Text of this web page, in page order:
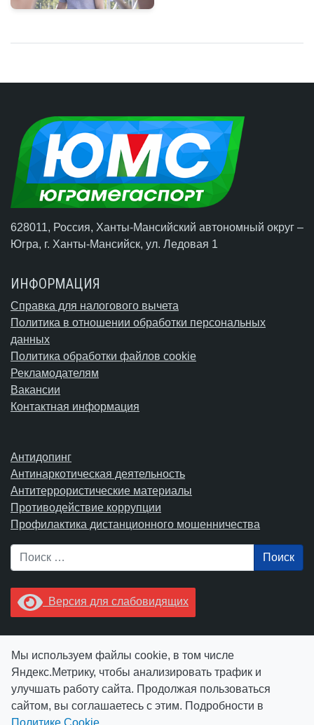
628011, Россия, Ханты-Мансийский автономный округ –
Югра, г. Ханты-Мансийск, ул. Ледовая 1
ИНФОРМАЦИЯ
Справка для налогового вычета
Политика в отношении обработки персональных
данных
Политика обработки файлов cookie
Рекламодателям
Вакансии
Контактная информация
Антидопинг
Антинаркотическая деятельность
Антитеррористические материалы
Противодействие коррупции
Профилактика дистанционного мошенничества
Поиск
Версия для слабовидящих
Ctrl+Enter.
Мы используем файлы cookie, в том числе
Яндекс.Метрику, чтобы анализировать трафик и
улучшать работу сайта. Продолжая пользоваться
сайтом, вы соглашаетесь с этим. Подробности в
Политике Cookie